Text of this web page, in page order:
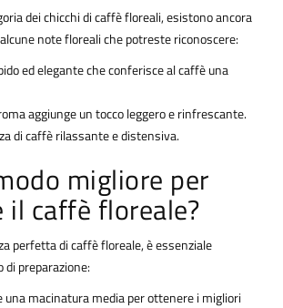
dei chicchi di caffè floreali, esistono ancora
note floreali che potreste riconoscere:
ed elegante che conferisce al caffè una
aggiunge un tocco leggero e rinfrescante.
di caffè rilassante e distensiva.
migliore per
il caffè floreale?
perfetta di caffè floreale, è essenziale
preparazione:
una macinatura media per ottenere i migliori